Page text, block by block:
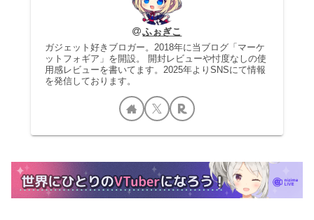
ふぉぎこ
ガジェット好きブロガー。2018年に当ブログ「マーケ
ットフォギア」を開設。 開封レビューや忖度なしの使
用感レビューを書いてます。2025年よりSNSにて情報
を発信しております。